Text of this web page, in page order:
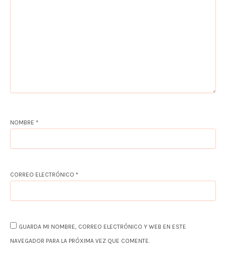
NOMBRE *
CORREO ELECTRÓNICO *
GUARDA MI NOMBRE, CORREO ELECTRÓNICO Y WEB EN ESTE
NAVEGADOR PARA LA PRÓXIMA VEZ QUE COMENTE.